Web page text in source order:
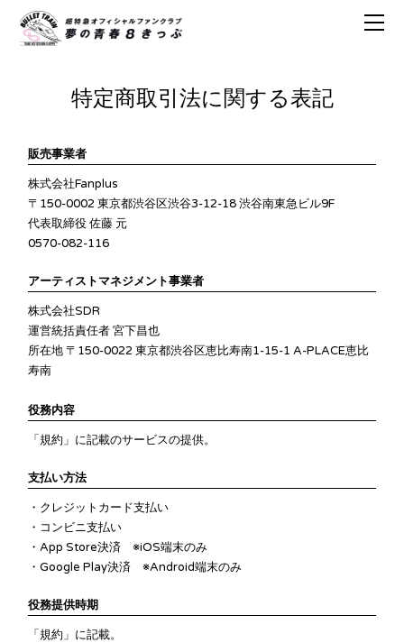
特定商取引法に関する表記
販売事業者
株式会社Fanplus
〒150-0002 東京都渋谷区渋谷3-12-18 渋谷南東急ビル9F
代表取締役 佐藤 元
0570-082-116
アーティストマネジメント事業者
株式会社SDR
運営統括責任者 宮下昌也
所在地 〒150-0022 東京都渋谷区恵比寿南1-15-1 A-PLACE恵比
寿南
役務内容
「規約」に記載のサービスの提供。
支払い方法
・クレジットカード支払い
・コンビニ支払い
・App Store決済 ※iOS端末のみ
・Google Play決済 ※Android端末のみ
役務提供時期
「規約」に記載。